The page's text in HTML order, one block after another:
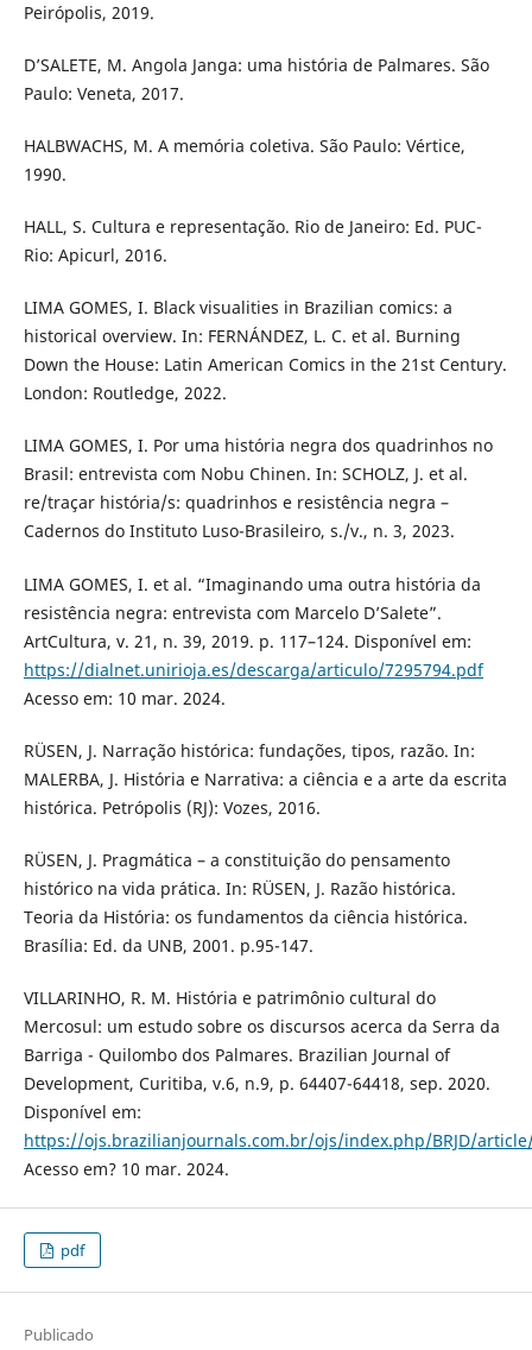
Peirópolis, 2019.
D’SALETE, M. Angola Janga: uma história de Palmares. São
Paulo: Veneta, 2017.
HALBWACHS, M. A memória coletiva. São Paulo: Vértice,
1990.
HALL, S. Cultura e representação. Rio de Janeiro: Ed. PUC-
Rio: Apicurl, 2016.
LIMA GOMES, I. Black visualities in Brazilian comics: a
historical overview. In: FERNÁNDEZ, L. C. et al. Burning
Down the House: Latin American Comics in the 21st Century.
London: Routledge, 2022.
LIMA GOMES, I. Por uma história negra dos quadrinhos no
Brasil: entrevista com Nobu Chinen. In: SCHOLZ, J. et al.
re/traçar história/s: quadrinhos e resistência negra –
Cadernos do Instituto Luso-Brasileiro, s./v., n. 3, 2023.
LIMA GOMES, I. et al. “Imaginando uma outra história da
resistência negra: entrevista com Marcelo D’Salete”.
ArtCultura, v. 21, n. 39, 2019. p. 117–124. Disponível em:
https://dialnet.unirioja.es/descarga/articulo/7295794.pdf
Acesso em: 10 mar. 2024.
RÜSEN, J. Narração histórica: fundações, tipos, razão. In:
MALERBA, J. História e Narrativa: a ciência e a arte da escrita
histórica. Petrópolis (RJ): Vozes, 2016.
RÜSEN, J. Pragmática – a constituição do pensamento
histórico na vida prática. In: RÜSEN, J. Razão histórica.
Teoria da História: os fundamentos da ciência histórica.
Brasília: Ed. da UNB, 2001. p.95-147.
VILLARINHO, R. M. História e patrimônio cultural do
Mercosul: um estudo sobre os discursos acerca da Serra da
Barriga - Quilombo dos Palmares. Brazilian Journal of
Development, Curitiba, v.6, n.9, p. 64407-64418, sep. 2020.
Disponível em:
https://ojs.brazilianjournals.com.br/ojs/index.php/BRJD/
Acesso em? 10 mar. 2024.
pdf
Publicado